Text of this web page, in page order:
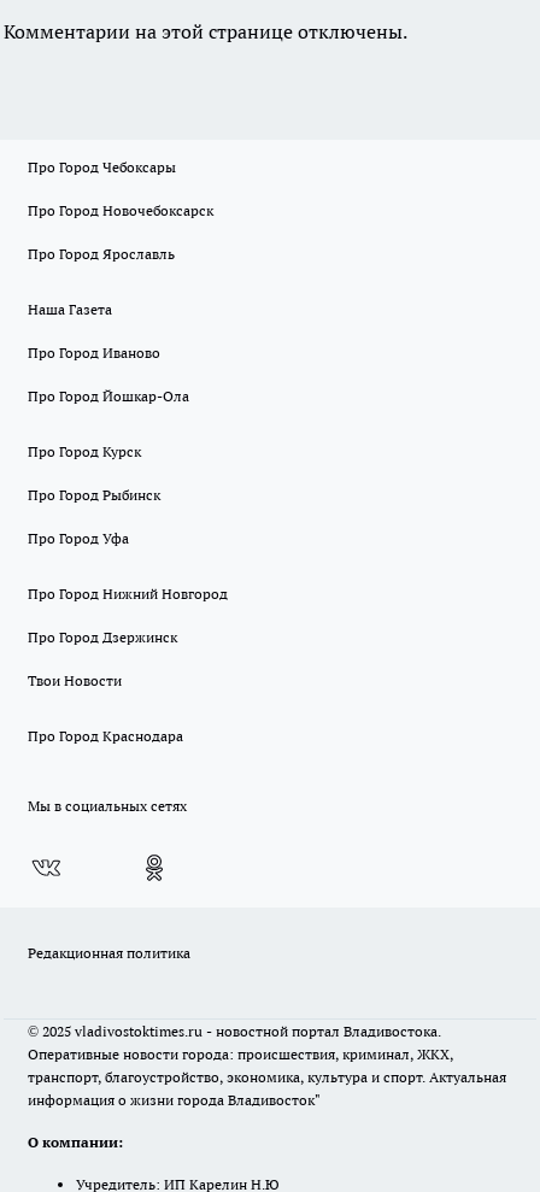
Комментарии на этой странице отключены.
Про Город Чебоксары
Про Город Новочебоксарск
Про Город Ярославль
Наша Газета
Про Город Иваново
Про Город Йошкар-Ола
Про Город Курск
Про Город Рыбинск
Про Город Уфа
Про Город Нижний Новгород
Про Город Дзержинск
Твои Новости
Про Город Краснодара
Мы в социальных сетях
Редакционная политика
© 2025 vladivostoktimes.ru - новостной портал Владивостока.
Оперативные новости города: происшествия, криминал, ЖКХ,
транспорт, благоустройство, экономика, культура и спорт. Актуальная
информация о жизни города Владивосток"
О компании:
Учредитель: ИП Карелин Н.Ю